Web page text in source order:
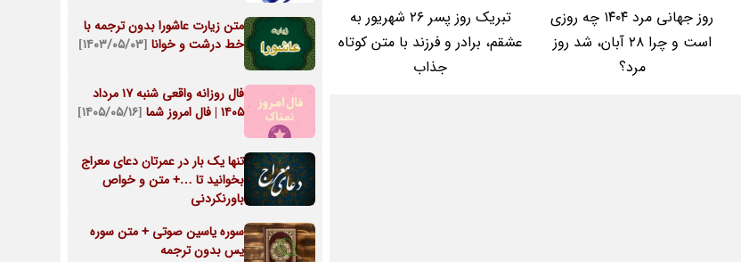
روز جهانی مرد ۱۴۰۴ چه روزی
است و چرا 28 آبان، شد روز
مرد؟
تبریک روز پسر 26 شهریور به
عشقم، برادر و فرزند با متن کوتاه
جذاب
متن زیارت عاشورا بدون ترجمه با
خط درشت و خوانا [۱۴۰۳/۰۵/۰۳]
فال روزانه واقعی شنبه ۱۷ مرداد
۱۴۰۵ | فال امروز شما
[۱۴۰۵/۰۵/۱۶]
تنها یک بار در عمرتان دعای معراج
بخوانید تا …+ متن و خواص
باورنکردنی
سوره یاسین صوتی + متن سوره
یس بدون ترجمه